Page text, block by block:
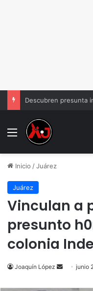
Menu
Inicio /Juárez
Juárez
Vinculan a
presunto
colonia
Joaquín López
Sendjunio